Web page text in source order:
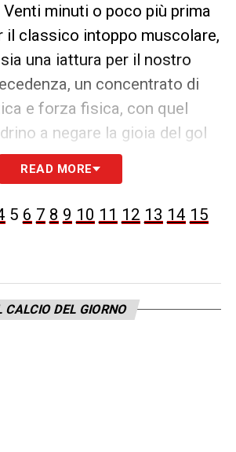
Venti minuti o poco più prima
il classico intoppo muscolare,
una iattura per il nostro
un concentrato di
e forza fisica, con quel
a negare la gioia del gol
NOSTRE TOP NEWS
READ MORE
5 6 7 8 9 10 11 12 13 14 15
CALCIO DEL GIORNO